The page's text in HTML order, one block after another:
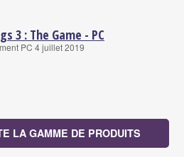
3 : The Game - PC
PC 4 juillet 2019
LA GAMME DE PRODUITS